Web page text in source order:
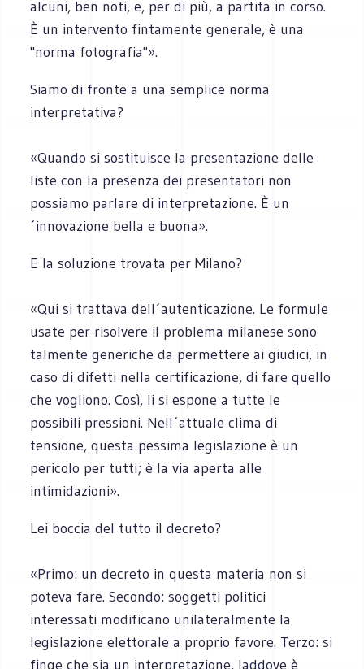
alcuni, ben noti, e, per di più, a partita in corso.
È un intervento fintamente generale, è una
"norma fotografia"».
Siamo di fronte a una semplice norma
interpretativa?
«Quando si sostituisce la presentazione delle
liste con la presenza dei presentatori non
possiamo parlare di interpretazione. È un
´innovazione bella e buona».
E la soluzione trovata per Milano?
«Qui si trattava dell´autenticazione. Le formule
usate per risolvere il problema milanese sono
talmente generiche da permettere ai giudici, in
caso di difetti nella certificazione, di fare quello
che vogliono. Così, li si espone a tutte le
possibili pressioni. Nell´attuale clima di
tensione, questa pessima legislazione è un
pericolo per tutti; è la via aperta alle
intimidazioni».
Lei boccia del tutto il decreto?
«Primo: un decreto in questa materia non si
poteva fare. Secondo: soggetti politici
interessati modificano unilateralmente la
legislazione elettorale a proprio favore. Terzo: si
finge che sia un interpretazione, laddove è